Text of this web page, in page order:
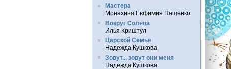
Мастера
Монахиня Евфимия Пащенко
Вокруг Солнца
Илья Криштул
Царской Семье
Надежда Кушкова
Зовут... зовут они меня
Надежда Кушкова